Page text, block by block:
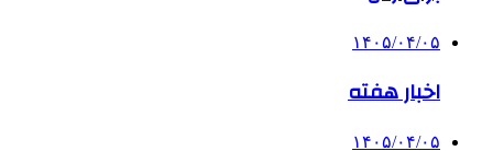
۱۴۰۵/۰۴/۰۵
اخبار هفته
۱۴۰۵/۰۴/۰۵